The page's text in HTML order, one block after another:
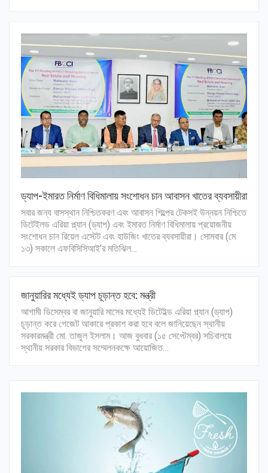
ড্যাপ-ইমারত নির্মাণ বিধিমালায় সংশোধন চান আবাসন খাতের ব্যবসায়ীরা
সবার জন্য বাসস্থান নিশ্চিতকরণ এবং আবাসন শিল্পের টেকসই উন্নয়ন নিশ্চিতে
ডিটেইলড এরিয়া প্ল্যান (ড্যাপ) এবং ইমারত নির্মাণ বিধিমালায় প্রয়োজনীয়
সংশোধন চান রিয়েল এস্টেট এবং হাউজিং খাতের ব্যবসায়ীরা। সোমবার (মে
১৩) সকালে এফবিসিসিআই’র মতিঝিল…
জানুয়ারির মধ্যেই ড্যাপ চূড়ান্ত হবে: মন্ত্রী
আগামী ডিসেম্বর বা জানুয়ারি মাসের মধ্যেই ডিটেইল্ড এরিয়া প্ল্যান (ড্যাপ)
চূড়ান্ত করে গেজেট আকারে প্রকাশ করা হবে বলে জানিয়েছেন স্থানীয়
সরকারমন্ত্রী মো. তাজুল ইসলাম। আজ বুধবার (১৫ সেপ্টেম্বর) সচিবালয়ে
স্থানীয় সরকার বিভাগের সম্মেলনকক্ষে আয়োজিত…